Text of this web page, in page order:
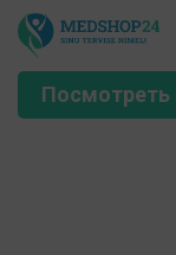
Посмотреть